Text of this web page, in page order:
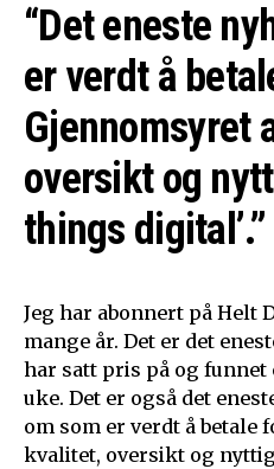
“Det eneste
er verdt å
Gjennomsyret
oversikt og
things digital’.”
Jeg har abonnert på Helt
mange år. Det er det
har satt pris på og
uke. Det er også det
om som er verdt å betale
kvalitet, oversikt og